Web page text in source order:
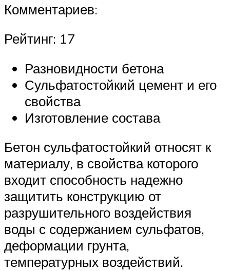
Комментариев:
Рейтинг: 17
Разновидности бетона
Сульфатостойкий цемент и его
свойства
Изготовление состава
Бетон сульфатостойкий относят к
материалу, в свойства которого
входит способность надежно
защитить конструкцию от
разрушительного воздействия
воды с содержанием сульфатов,
деформации грунта,
температурных воздействий.